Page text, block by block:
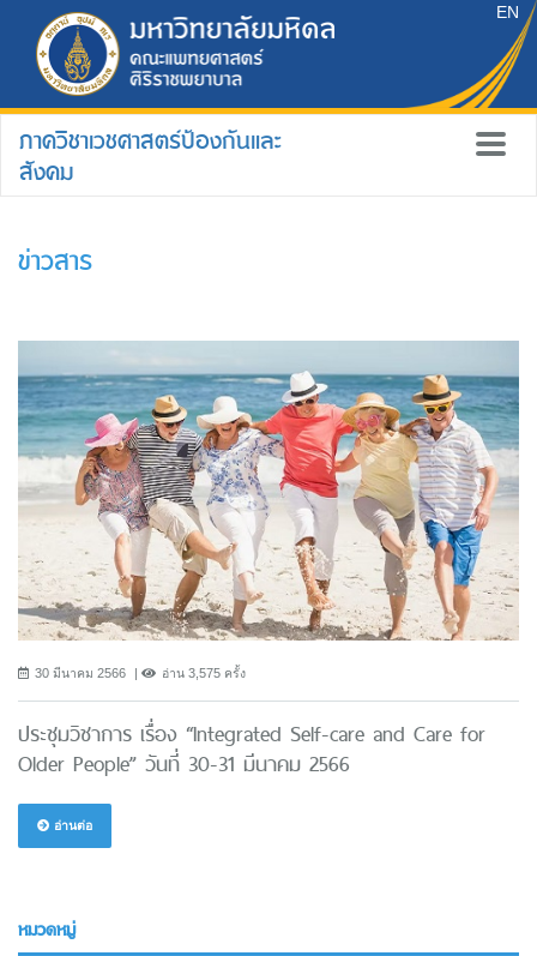
EN
ภาควิชาเวชศาสตร์ป้องกันและ
สังคม
ข่าวสาร
30 มีนาคม 2566 อ่าน 3,575 ครั้ง
ประชุมวิชาการ เรื่อง “Integrated Self-care and Care for
Older People” วันที่ 30-31 มีนาคม 2566
อ่านต่อ
หมวดหมู่